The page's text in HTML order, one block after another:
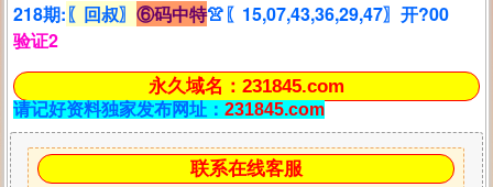
218期:〖回叔〗 ⑥码中特👚〖15,07,43,36,29,47〗开?00
验证2
永久域名：231845.com
请记好资料独家发布网址： 231845.com
联系在线客服